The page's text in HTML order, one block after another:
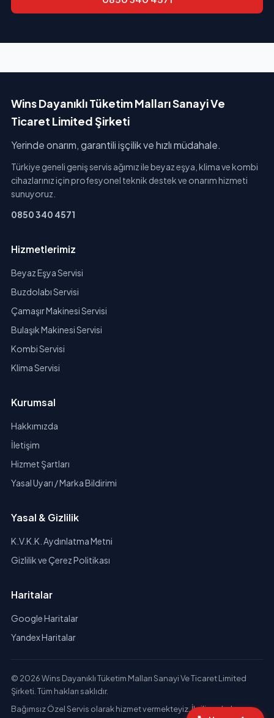
Wins Dayanıklı Tüketim Malları Sanayi Ve
Ticaret Limited Şirketi
Yerinde onarım, garantili işçilik ve hızlı müdahale.
Türkiye geneli geniş servis ağımız ile beyaz eşya, klima ve kombi
cihazlarınız için profesyonel teknik destek ve onarım hizmeti
sunuyoruz.
0850 340 4571
Hizmetlerimiz
Beyaz Eşya Servisi
Buzdolabı Servisi
Çamaşır Makinesi Servisi
Bulaşık Makinesi Servisi
Kombi Servisi
Klima Servisi
Kurumsal
Hakkımızda
İletişim
Hizmet Şartları
Yasal Uyarı / Marka Bildirimi
Yasal & Gizlilik
K.V.K.K. Aydınlatma Metni
Gizlilik ve Çerez Politikası
Haritalar
Google Haritalar
Yandex Haritalar
© 2026 Wins Dayanıklı Tüketim Malları Sanayi Ve Ticaret Limited
Şirketi. Tüm hakları saklıdır.
Bağımsız Özel Servis olarak hizmet vermekteyiz. İlgili markaların